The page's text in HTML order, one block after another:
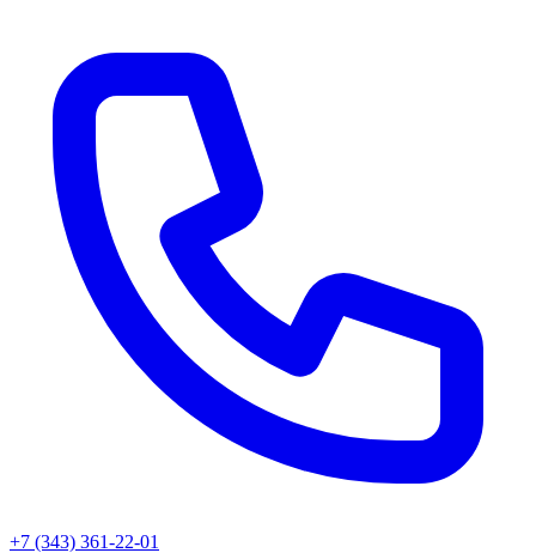
+7 (343) 361-22-01